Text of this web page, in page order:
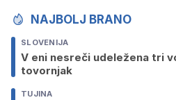
NAJBOLJ BRANO
SLOVENIJA
V eni nesreči udeležena tri
tovornjak
TUJINA